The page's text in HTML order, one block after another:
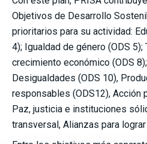
Objetivos de Desarrollo
prioritarios para su actividad:
4); Igualdad de género (ODS 5);
crecimiento económico (ODS
Desigualdades (ODS 10),
responsables (ODS12), Acción
Paz, justicia e instituciones
transversal, Alianzas para